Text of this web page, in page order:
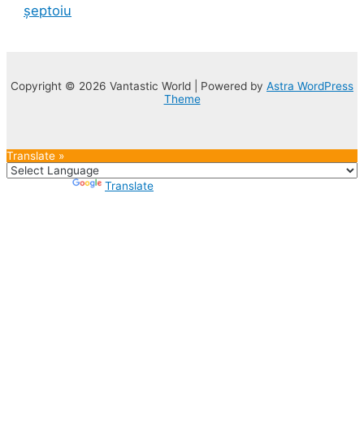
șeptoiu
Copyright © 2026 Vantastic World | Powered by Astra WordPress
Theme
Translate »
Translate